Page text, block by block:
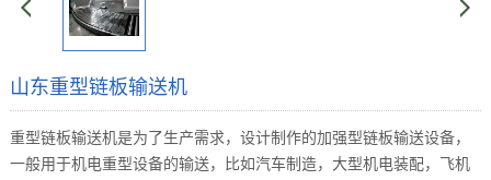
山东重型链板输送机
重型链板输送机是为了生产需求，设计制作的加强型链板输送设备，
一般用于机电重型设备的输送，比如汽车制造，大型机电装配，飞机